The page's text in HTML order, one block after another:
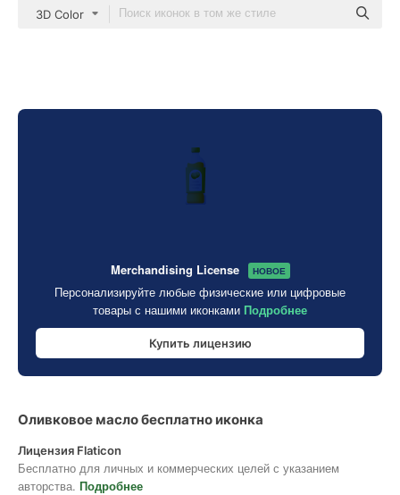
3D Color
Merchandising License НОВОЕ
Персонализируйте любые физические или цифровые
товары с нашими иконками Подробнее
Купить лицензию
Оливковое масло бесплатно иконка
Лицензия Flaticon
Бесплатно для личных и коммерческих целей с указанием
авторства. Подробнее